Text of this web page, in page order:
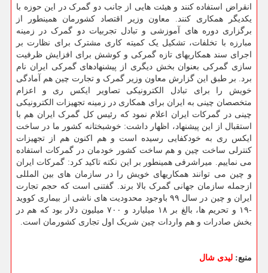
انقراض استفاده کنند و هیئت هایی از جانب دو گمرک در این حوزه با
یکدیگر همکاری کنند. معاون وزیر اقتصاد کشورمان همینطور از
برگزاری دوره های آموزشی و تبادل تجربیات دو گمرک در زمینه
مبارزه با تخلفات، تشکیل یک کمیته کاری مشترک برای نظارت بر
اجرای سند همکاریهای تازه گمرکی و کوشش برای افزایش ظرفیت
سازی گمرکی بعنوان بخش دیگری از پیشنهادهای گمرکی ایران نام
برد. بر طبق این گزارش معاون وزیر گمرک و تجارت چین هم آمادگی
خویش را برای تبادل الکترونیکی تصاویر ایکس ری و اعزام
متخصصان چینی به ایران برای همکاری در زمینه تجهیزات الکترونیکی
چینی در گمرکات ایران اعلام نمود که رئیس کل گمرک ایران هم با
استقبال از این پیشنهاد، اظهار داشت: خوشبختانه کشور ما در ساخت
ایکس ری به خودکفایی رسیده است و هم اکنون هم از تجهیزات
کنترلی ساخت چین و هم ساخت کشور خودمان در گمرکات استفاده
می نماییم. میراشرفی همینطور بر این نکته تاکید کرد: گمرکات ایران
و چین می توانند همکاریهای خویش را در سازمان های بین المللی
ازجمله سازمان جهانی گمرک بالا برند. گفتنی است که حجم تجارت
ایران و چین در سال ۹۹ باوجود محدودیت های ناشی از بیماری کووید
-۱۹ و تحریم ها، بالغ بر ۱۸ میلیارد و ۷۰۰ میلیون دلار بود که هم در
بخش صادرات و هم واردات چین شریک اول تجاری کشورمان است.
منبع: لیدی شال